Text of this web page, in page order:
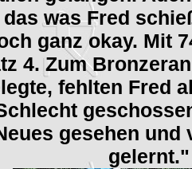
was Fred
ganz okay. Mit
4. Zum
fehlten Fred
gesehen und